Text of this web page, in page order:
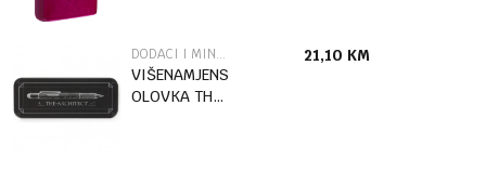
DODACI I MINI ALATI
VIŠENAMJENSKA
OLOVKA THE
21,10 KM